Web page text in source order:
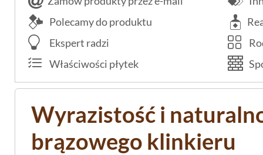
Polecamy do produktu
Ekspert radzi
Właściwości płytek
Wyrazistość i
brązowego klinkieru